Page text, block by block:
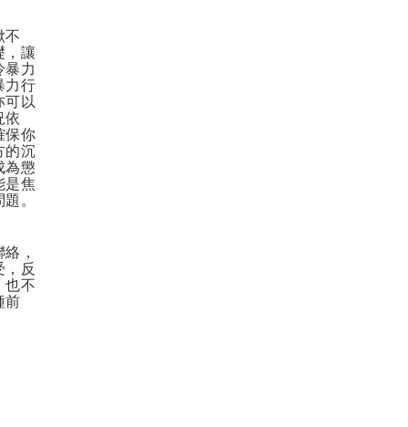
不
，讓
暴力
力行
可以
依
保你
的沉
為懲
是焦
。
，
反
也不
前